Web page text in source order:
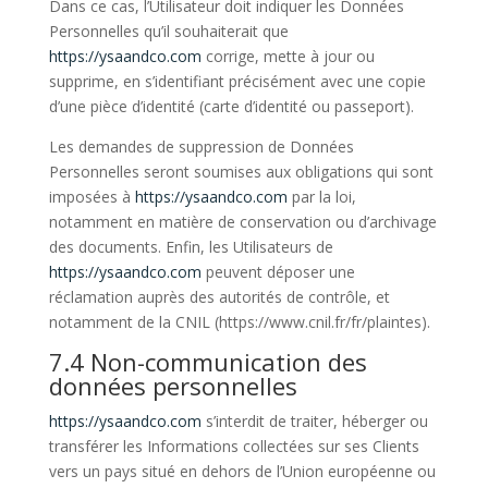
Dans ce cas, l’Utilisateur doit indiquer les Données
Personnelles qu’il souhaiterait que
https://ysaandco.com corrige, mette à jour ou
supprime, en s’identifiant précisément avec une copie
d’une pièce d’identité (carte d’identité ou passeport).
Les demandes de suppression de Données
Personnelles seront soumises aux obligations qui sont
imposées à https://ysaandco.com par la loi,
notamment en matière de conservation ou d’archivage
des documents. Enfin, les Utilisateurs de
https://ysaandco.com peuvent déposer une
réclamation auprès des autorités de contrôle, et
notamment de la CNIL (https://www.cnil.fr/fr/plaintes).
7.4 Non-communication des
données personnelles
https://ysaandco.com s’interdit de traiter, héberger ou
transférer les Informations collectées sur ses Clients
vers un pays situé en dehors de l’Union européenne ou